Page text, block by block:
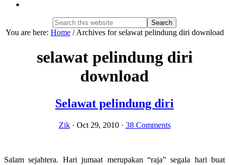
Search
this
Hide
You are here: Home /Archives for selawat pelindung diri download
selawat pelindung diri
download
Selawat pelindung diri
Zik· Oct 29, 2010· 38 Comments
Salam sejahtera. Hari jumaat merupakan “raja” segala hari buat